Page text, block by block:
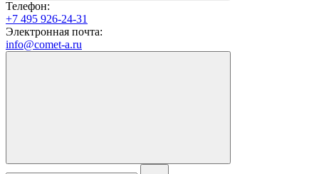
Телефон:
+7 495 926-24-31
Электронная почта:
info@comet-a.ru